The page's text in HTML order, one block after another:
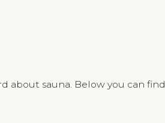
about sauna. Below you can find